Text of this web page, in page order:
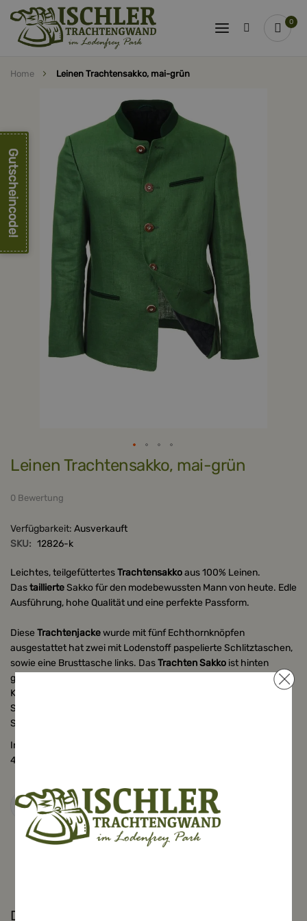
0
Home Leinen Trachtensakko, mai-grün
springen
Zum
Anfang
springen
Leinen Trachtensakko, mai-grün
0 Bewertung
Verfügbarkeit: Ausverkauft
SKU: 12826-k
Leichtes, teilgefüttertesTrachtensakkoaus 100% Leinen.
DastaillierteSakko für den modebewussten Mann von heute. Edle
Ausführung, hohe Qualität und eine perfekte Passform.
Diese Trachtenjackewurde mit fünf Echthornknöpfen
ausgestattet hat zwei mit Lodenstoff paspelierte Schlitztaschen,
sowie eine Brusttasche links. DasTrachten Sakko ist hinten
geschlossen und mit Dragoner (Gürtel) versehen. Die
Kombination aus edlem Lodengrün als Paspel an den
Schlitztaschen und der maigrünen Leinen-Faser, lassen dieses
Sakko modisch und schick erscheinen.
Innen ist das Sakko mit einem blauen Teilfutter aus 52% Taft und
48% Viscose ausgestattet und hat zudem drei Innentaschen.
Details
Gutscheincode!